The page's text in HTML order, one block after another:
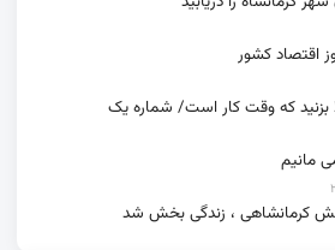
اقتصاد کشور
بزنید که وقت کار است/ شماره یک
مانیم
کرمانشاهی ، زندگی بخش شد